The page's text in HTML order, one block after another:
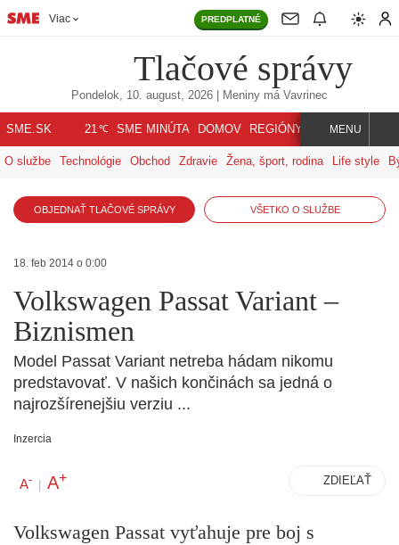
Viac PREDPLATNÉ
Tlačové správy
Pondelok, 10. august, 2026 | Meniny má Vavrinec
SME.SK 21℃ SME MINÚTA DOMOV REGIÓNY INDEX SVET
MENU
O službe Technológie Obchod Zdravie Žena, šport, rodina Life style
OBJEDNAŤ TLAČOVÉ SPRÁVY VŠETKO O SLUŽBE
18. feb 2014 o 0:00
Volkswagen Passat Variant –
Biznismen
Model Passat Variant netreba hádam nikomu
predstavovať. V našich končinách sa jedná o
najrozšírenejšiu verziu ...
Inzercia
A- | A+ ZDIEĽAŤ
Volkswagen Passat vyťahuje pre boj s